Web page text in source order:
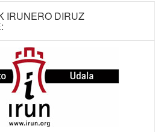
IRUNERO DIRUZ